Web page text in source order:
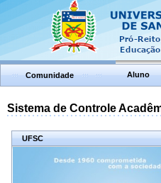
Comunidade Aluno
Sistema de Controle
UFSC